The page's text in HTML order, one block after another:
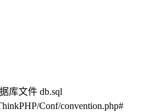
库文件 db.sql
Conf/convention.php#